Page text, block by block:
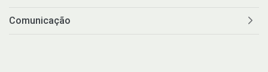
Comunicação